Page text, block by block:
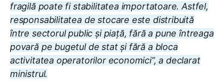
fragilă poate fi stabilitatea importatoare. Astfel,
responsabilitatea de stocare este distribuită
între sectorul public și piață, fără a pune întreaga
povară pe bugetul de stat și fără a bloca
activitatea operatorilor economici”, a declarat
ministrul.